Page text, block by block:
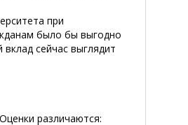
при
было бы выгодно
сейчас выглядит
различаются: